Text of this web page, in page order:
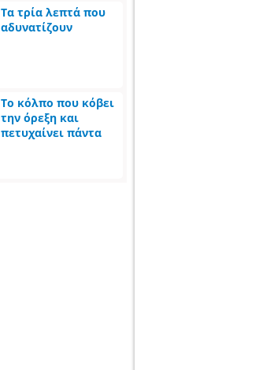
Τα τρία λεπτά που
αδυνατίζουν
Το κόλπο που κόβει
την όρεξη και
πετυχαίνει πάντα